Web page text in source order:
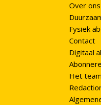
Over ons
Fysiek
Contact
Digitaal
Het team